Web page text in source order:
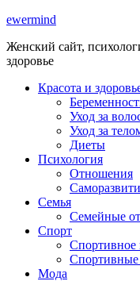
ewermind
Женский сайт,
здоровье
Красота и
Уход за
Уход за
Диеты
Психология
Отношения
Семья
Семейные
Спорт
Спортивное
Спортивные
Мода